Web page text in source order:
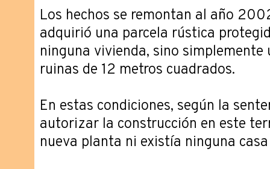
Los hechos se remontan al año
adquirió una parcela rústica
ninguna vivienda, sino simplemente
ruinas de 12 metros cuadrados.
En estas condiciones, según la
autorizar la construcción en este
nueva planta ni existía ninguna